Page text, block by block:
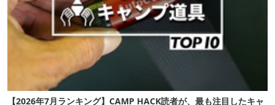
【2026年7月ランキング】CAMP HACK読者が、最も注目したキャ